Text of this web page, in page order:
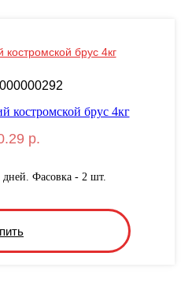
брус 4кг
р.
дней. Фасовка - 2 шт.